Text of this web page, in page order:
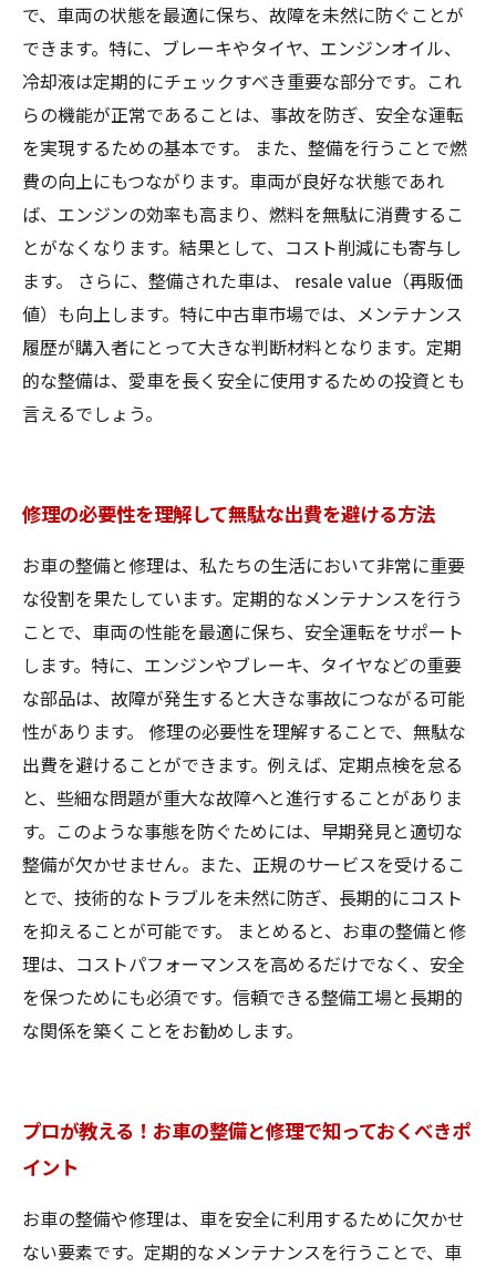
で、車両の状態を最適に保ち、故障を未然に防ぐことが
できます。特に、ブレーキやタイヤ、エンジンオイル、
冷却液は定期的にチェックすべき重要な部分です。これ
らの機能が正常であることは、事故を防ぎ、安全な運転
を実現するための基本です。 また、整備を行うことで燃
費の向上にもつながります。車両が良好な状態であれ
ば、エンジンの効率も高まり、燃料を無駄に消費するこ
とがなくなります。結果として、コスト削減にも寄与し
ます。 さらに、整備された車は、 resale value（再販価
値）も向上します。特に中古車市場では、メンテナンス
履歴が購入者にとって大きな判断材料となります。定期
的な整備は、愛車を長く安全に使用するための投資とも
言えるでしょう。
修理の必要性を理解して無駄な出費を避ける方法
お車の整備と修理は、私たちの生活において非常に重要
な役割を果たしています。定期的なメンテナンスを行う
ことで、車両の性能を最適に保ち、安全運転をサポート
します。特に、エンジンやブレーキ、タイヤなどの重要
な部品は、故障が発生すると大きな事故につながる可能
性があります。 修理の必要性を理解することで、無駄な
出費を避けることができます。例えば、定期点検を怠る
と、些細な問題が重大な故障へと進行することがありま
す。このような事態を防ぐためには、早期発見と適切な
整備が欠かせません。また、正規のサービスを受けるこ
とで、技術的なトラブルを未然に防ぎ、長期的にコスト
を抑えることが可能です。 まとめると、お車の整備と修
理は、コストパフォーマンスを高めるだけでなく、安全
を保つためにも必須です。信頼できる整備工場と長期的
な関係を築くことをお勧めします。
プロが教える！お車の整備と修理で知っておくべきポ
イント
お車の整備や修理は、車を安全に利用するために欠かせ
ない要素です。定期的なメンテナンスを行うことで、車